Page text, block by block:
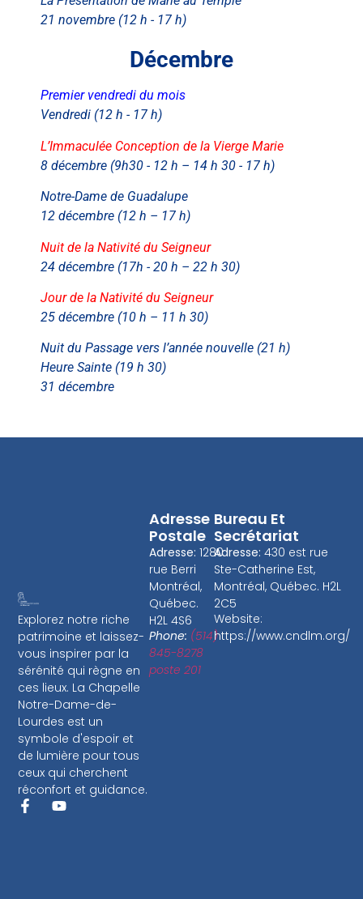
21 novembre (12 h - 17 h)
Décembre
Premier vendredi du mois
Vendredi (12 h - 17 h)
L’Immaculée Conception de la Vierge Marie
8 décembre (9h30 - 12 h – 14 h 30 - 17 h)
Notre-Dame de Guadalupe
12 décembre (12 h – 17 h)
Nuit de la Nativité du Seigneur
24 décembre (17h - 20 h – 22 h 30)
Jour de la Nativité du Seigneur
25 décembre (10 h – 11 h 30)
Nuit du Passage vers l’année nouvelle (21 h)
Heure Sainte (19 h 30)
31 décembre
Explorez notre riche
patrimoine et laissez-
vous inspirer par la
sérénité qui règne en
ces lieux. La Chapelle
Notre-Dame-de-
Lourdes est un
symbole d'espoir et
de lumière pour tous
ceux qui cherchent
réconfort et guidance.
Adresse
Postale
Adresse: 1280
rue Berri
Montréal,
Québec.
H2L 4S6
Phone: (514)
845-8278
poste 201
Bureau Et
Secrétariat
Adresse: 430 est rue
Ste-Catherine Est,
Montréal, Québec. H2L
2C5
Website:
https://www.cndlm.org/